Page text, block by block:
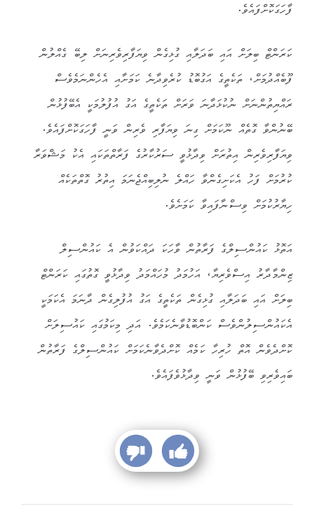
ފާހަގަކޮށްފައެވެ.
ކަރަންޓް ބިލަށް އައި ބަދަލާއި ގުޅިގެން ވިޔަފާރިވެރިނަށް ލިބޭ ގެއްލުން
ފޫބެއްދުމަށް، ތަކެތީގެ އަގުބޮޑު ކުރެވިދާނެ ކަމަށާއި އެހެންނަމެވެސް
ރައްޔިތުންނަށް ނުކުޅަދާނަ ވަރަށް ތަކެތީގެ އަގު އުފުލުމަކީ އެބޭފުޅުން
ބޭނުންވާ ގޮތެއް ނޫކަމަށް ގިނަ ވިޔަފާރި ވެރިން ވަނީ ފާހަގަކޮށްފައެވެ.
ވިޔަފާރިވެރިން އިތުރަށް ވިދާޅުވީ ސަރުކާރުގެ ފަރާތްތަކައި އެކު މަޝްވަރާ
ކުރުމަށް ފަހު އެކަށިގެންވާ ހައްލެ ނުލިބިއްޖެނަމަ އިތުރު ގޮތްތަކެއް
ހިޔާރުކުމަށް ވިސްނާފައިވާ ކަމަށެވެ.
އަތޮޅު ކައުންސިލްގެ ފަރާތުން ވާހަކަ ދައްކަވުން އެ ކައުންސިލް
ޒިންމާދާރު އިސްވެރިޔާ، އަހުމަދު މުހައްމަދު ވިދާޅުވީ ގޮތުގައި ކަރަންޓް
ބިލަށް އައި ބަދަލާއި ގުޅިގެން ތަކެތީގެ އަގު އުފުލިގެން ދާނަމަ އެކަމަކީ
އެކައުންސިލުންވެސް ކަންބޮޑުވާނެކަމެވެ. އަދި މިކަމުގައި ކައުސިލަށް
ކޮށްދެވެން އޮތް ހުރިހާ ކަމެއް ކޮށްދެވާނެކަމަށް ކައުންސިލްގެ ފަރާތުން
ބައިވެރިވި ބޭފުޅުން ވަނީ ވިދާޅުވެފައެވެ.